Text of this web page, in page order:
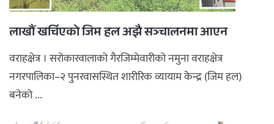
लाखौँ खर्चिएको जिम हल अझै सञ्चालनमा आएन
वराहक्षेत्र । सरोकारवालाको गैरजिम्मेवारीको नमुना वराहक्षेत्र
नगरपालिका–२ पुनरवासस्थित शारीरिक व्यायाम केन्द्र (जिम हल)
बनेको ...